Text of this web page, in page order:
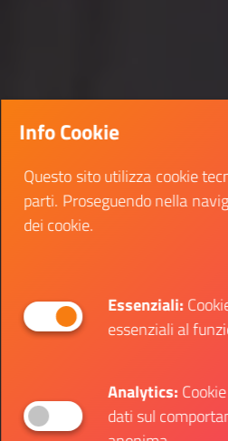
Info Cookie
Questo sito utilizza cookie
parti. Proseguendo nella
dei cookie.
Essenziali:
essenziali al
Analytics:
dati sul